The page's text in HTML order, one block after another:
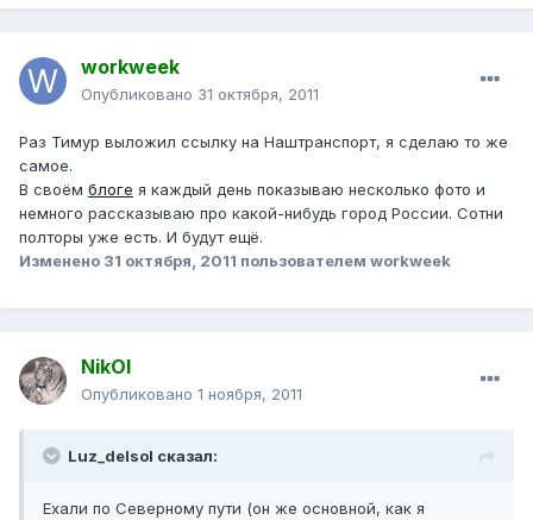
workweek
Опубликовано 31 октября, 2011
Раз Тимур выложил ссылку на Наштранспорт, я сделаю то же
самое.
В своём блоге я каждый день показываю несколько фото и
немного рассказываю про какой-нибудь город России. Сотни
полторы уже есть. И будут ещё.
Изменено 31 октября, 2011 пользователем workweek
NikOl
Опубликовано 1 ноября, 2011
Luz_delsol сказал:
Ехали по Северному пути (он же основной, как я